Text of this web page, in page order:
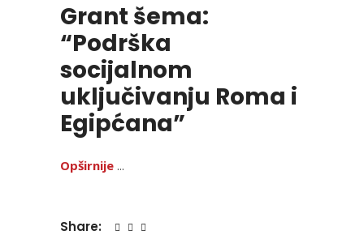
Grant šema:
“Podrška
socijalnom
uključivanju Roma i
Egipćana”
Opširnije
Share: